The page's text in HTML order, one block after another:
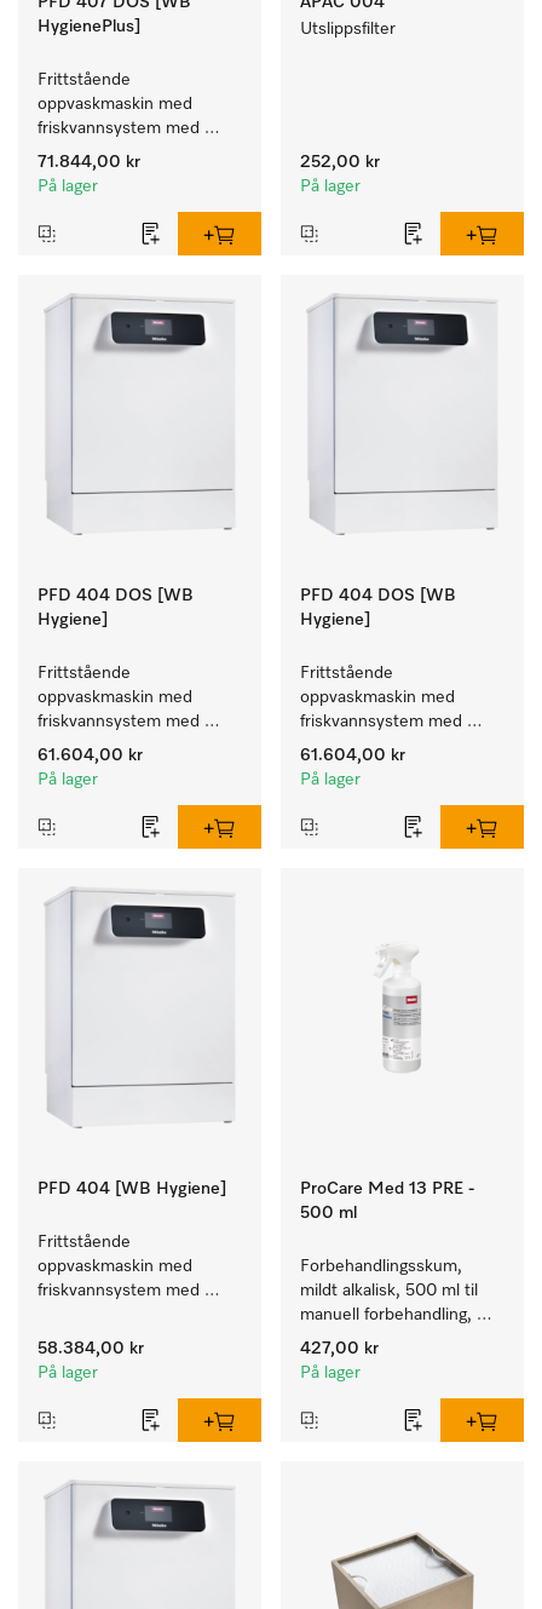
HygienePlus]
Frittstående
oppvaskmaskin med
friskvannsystem med
kurver for pleiehjem,
barnehager og alle som
71.844,00 kr
På lager
Utslippsfilter
252,00 kr
På lager
PFD 404 DOS [WB
Hygiene]
Frittstående
oppvaskmaskin med
friskvannsystem med
kurver for pleiehjem,
barnehager og alle som
61.604,00 kr
På lager
PFD 404 DOS [WB
Hygiene]
Frittstående
oppvaskmaskin med
friskvannsystem med
kurver for pleiehjem,
barnehager og alle som
61.604,00 kr
På lager
PFD 404 [WB Hygiene]
Frittstående
oppvaskmaskin med
friskvannsystem med
barnehager og alle som
stiller høye hygienekrav.
58.384,00 kr
På lager
ProCare Med 13 PRE -
500 ml
Forbehandlingsskum,
mildt alkalisk, 500 ml til
manuell forbehandling,
enzymatisk.
427,00 kr
På lager